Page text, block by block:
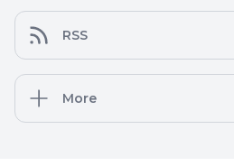
RSS
More